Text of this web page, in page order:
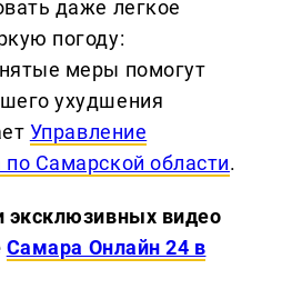
даже легкое
погоду:
меры помогут
ухудшения
Управление
Самарской области.
эксклюзивных видео
Самара Онлайн 24 в